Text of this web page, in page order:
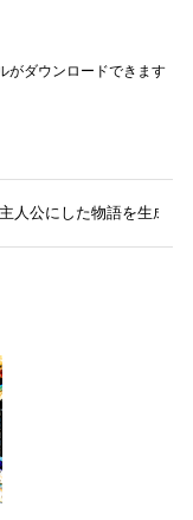
がダウンロードできます
人公にした物語を生成AI